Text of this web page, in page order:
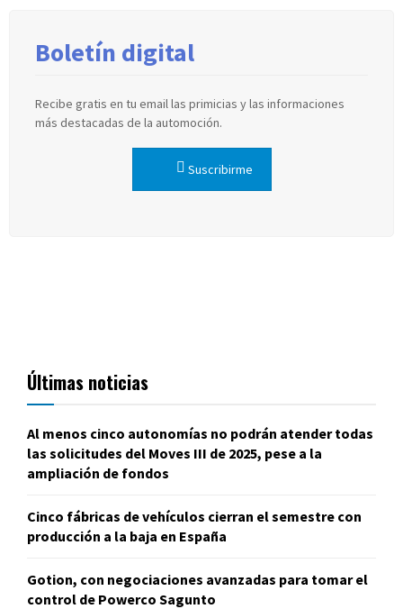
Boletín digital
Recibe gratis en tu email las primicias y las informaciones
más destacadas de la automoción.
Suscribirme
Últimas noticias
Al menos cinco autonomías no podrán atender todas
las solicitudes del Moves III de 2025, pese a la
ampliación de fondos
Cinco fábricas de vehículos cierran el semestre con
producción a la baja en España
Gotion, con negociaciones avanzadas para tomar el
control de Powerco Sagunto